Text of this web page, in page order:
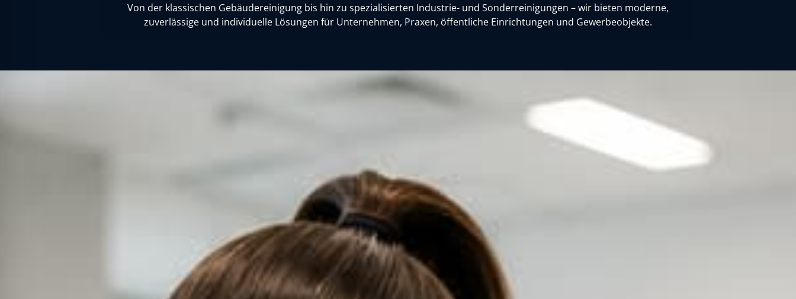
Von der klassischen Gebäudereinigung bis hin zu spezialisierten Industrie- und Sonderreinigungen – wir bieten moderne,
zuverlässige und individuelle Lösungen für Unternehmen, Praxen, öffentliche Einrichtungen und Gewerbeobjekte.